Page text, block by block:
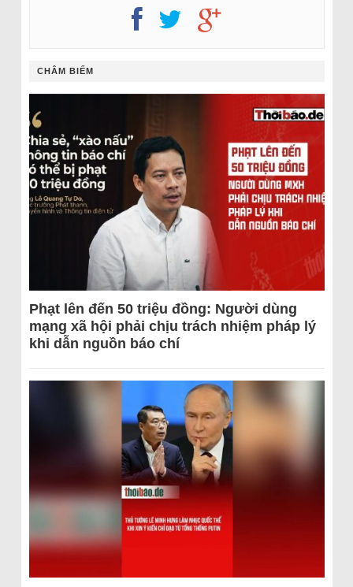
CHÂM BIẾM
Phạt lên đến 50 triệu đồng: Người dùng
mạng xã hội phải chịu trách nhiệm pháp lý
khi dẫn nguồn báo chí